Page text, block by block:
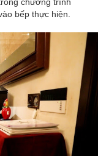
bếp thực hiện.